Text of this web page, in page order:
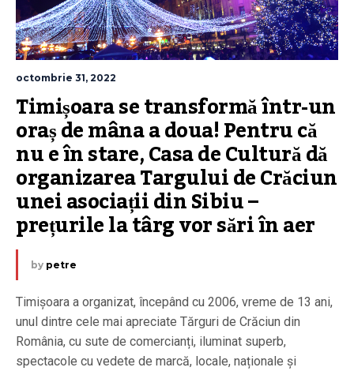
octombrie 31, 2022
Timișoara se transformă într-un
oraș de mâna a doua! Pentru că
nu e în stare, Casa de Cultură dă
organizarea Targului de Crăciun
unei asociații din Sibiu –
prețurile la târg vor sări în aer
by petre
Timișoara a organizat, începând cu 2006, vreme de 13 ani,
unul dintre cele mai apreciate Tărguri de Crăciun din
România, cu sute de comercianți, iluminat superb,
spectacole cu vedete de marcă, locale, naționale și